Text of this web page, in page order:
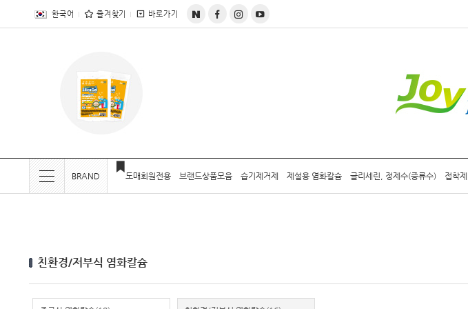
한국어 즐겨찾기 바로가기
BRAND 도매회원전용 브랜드상품모음 습기제거제 제설용 염화칼슘 글리세린, 정제수(증류수) 접착제
친환경/저부식 염화칼슘